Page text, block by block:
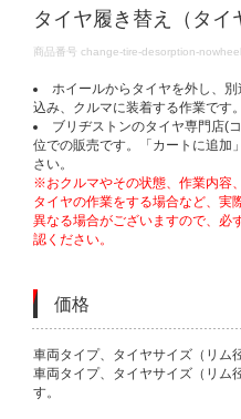
タイヤ履き替え（タ
DETAILS
商品番号 change-tire-desorption-
ホイールからタイヤを外し、
込み、クルマに装着する作業です。
ブリヂストンのタイヤ専門店(
位での販売です。「カートに追加
さい。
※おクルマやその状態、作業内容
タイヤの作業をする場合など、実
異なる場合がございますので、必
認ください。
価格
VARIATIONS
車両タイプ、タイヤサイズ（リム
車両タイプ、タイヤサイズ（リム
す。